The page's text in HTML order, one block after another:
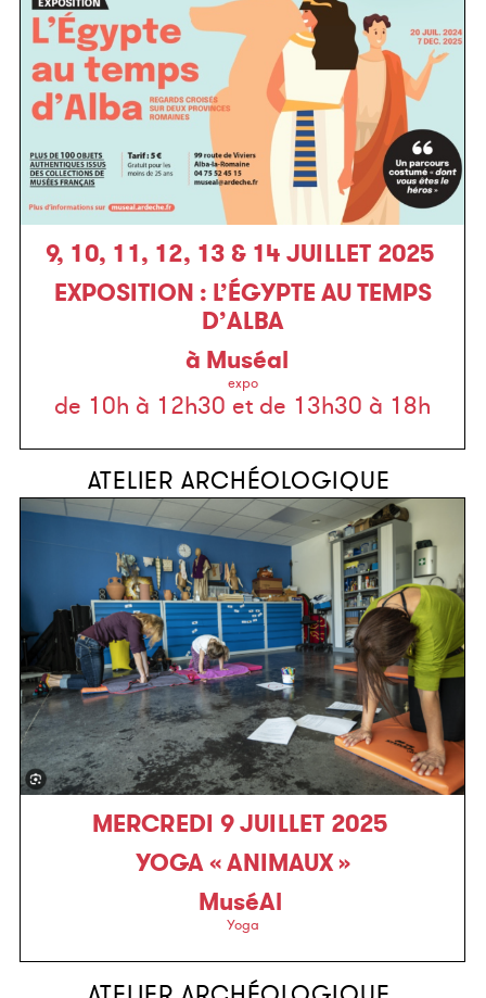
9, 10, 11, 12, 13 & 14 JUILLET 2025
EXPOSITION : L’ÉGYPTE AU TEMPS
D’ALBA
à Muséal
expo
de 10h à 12h30 et de 13h30 à 18h
ATELIER ARCHÉOLOGIQUE
MERCREDI 9 JUILLET 2025
YOGA « ANIMAUX »
MuséAl
Yoga